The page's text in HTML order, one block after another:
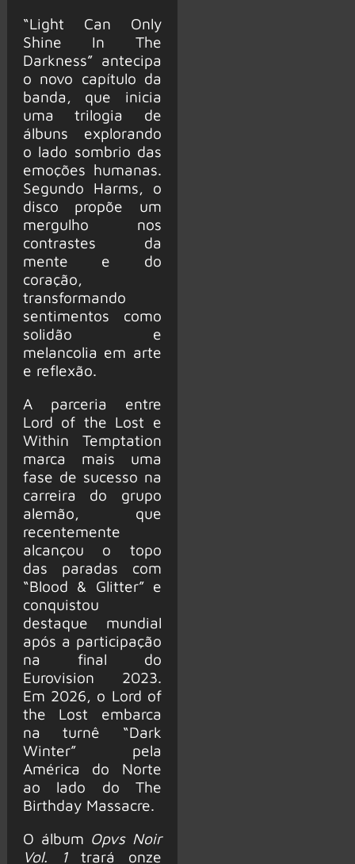
“Light Can Only
Shine In The
Darkness” antecipa
o novo capítulo da
banda, que inicia
uma trilogia de
álbuns explorando
o lado sombrio das
emoções humanas.
Segundo Harms, o
disco propõe um
mergulho nos
contrastes da
mente e do
coração,
transformando
sentimentos como
solidão e
melancolia em arte
e reflexão.
A parceria entre
Lord of the Lost e
Within Temptation
marca mais uma
fase de sucesso na
carreira do grupo
alemão, que
recentemente
alcançou o topo
das paradas com
“Blood & Glitter” e
conquistou
destaque mundial
após a participação
na final do
Eurovision 2023.
Em 2026, o Lord of
the Lost embarca
na turnê “Dark
Winter” pela
América do Norte
ao lado do The
Birthday Massacre.
O álbum Opvs Noir
Vol. 1trará onze